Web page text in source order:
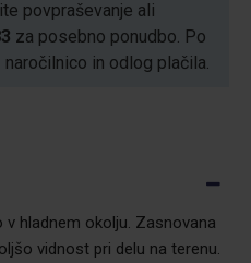
povpraševanje ali
za posebno ponudbo. Po
in odlog plačila.
v hladnem okolju. Zasnovana
vidnost pri delu na terenu.